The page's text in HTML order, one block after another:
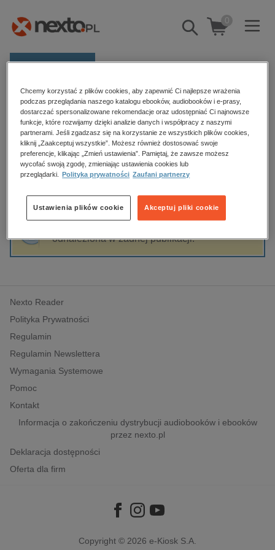
Pokaż/schowaj
wyszukiwarkę
0
E-prasa
Kategorie
Zobacz wszystkie E-prasa
budownictwo, aranżacja wnętrz
biznesowe, branżowe, gospodarka
edukacja
hobby, sport, rozrywka
komputery, internet, technologie, informatyka
polityka, społeczno-informacyjne
psychologiczne
inne
popularno-naukowe
historia
Strona główna Izabela Oleksak
Izabela Oleksak
Sortowanie Filtrowanie
odnaleziona w żadnej publikacji.
Nexto Reader
Polityka Prywatności
Regulamin
Regulamin Newslettera
Wymagania Systemowe
Pomoc
Kontakt
Informacja o zakończeniu dystrybucji audiobooków i ebooków
przez nexto.pl
Deklaracja dostępności
Oferta dla firm
Copyright © 2026 e-Kiosk S.A.
Chcemy korzystać z plików cookies, aby zapewnić Ci najlepsze wrażenia
podczas przeglądania naszego katalogu ebooków, audiobooków i e-prasy,
dostarczać spersonalizowane rekomendacje oraz udostępniać Ci najnowsze
funkcje, które rozwijamy dzięki analizie danych i współpracy z naszymi
partnerami. Jeśli zgadzasz się na korzystanie ze wszystkich plików cookies,
kliknij „Zaakceptuj wszystkie”. Możesz również dostosować swoje
preferencje, klikając „Zmień ustawienia”. Pamiętaj, że zawsze możesz
wycofać swoją zgodę, zmieniając ustawienia cookies lub
przeglądarki.
Polityka prywatności Zaufani partnerzy
Akceptuj pliki cookie
Ustawienia plików cookie